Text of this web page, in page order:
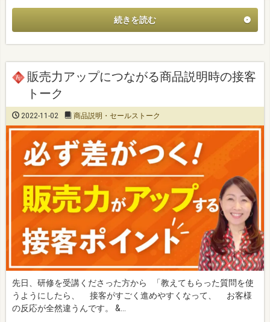
続きを読む
販売力アップにつながる商品説明時の接客
トーク
2022-11-02 商品説明・セールストーク
先日、研修を受講くださった方から 「教えてもらった質問を使
うようにしたら、 接客がすごく進めやすくなって、 お客様
の反応が全然違うんです。 &…